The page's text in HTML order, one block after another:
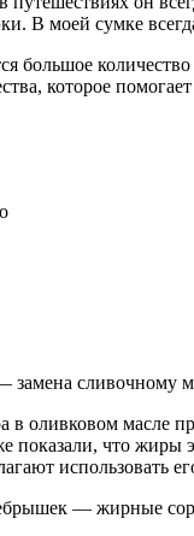
В моей сумке
большое
которое
замена сливочному
в оливковом масле
показали, что жиры
использовать
— жирные